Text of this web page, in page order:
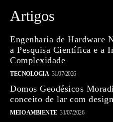
Artigos
Engenharia de Hardware
a Pesquisa Científica e a
Complexidade
TECNOLOGIA 31/07/2026
Domos Geodésicos
conceito de lar com
MEIO AMBIENTE 31/07/2026